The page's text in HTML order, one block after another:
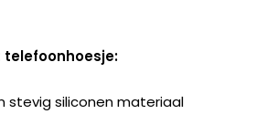
stevig siliconen materiaal